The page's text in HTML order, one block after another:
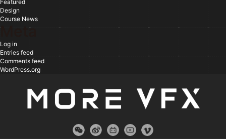
Featured
Design
Course News
Meta
Log in
Entries feed
Comments feed
WordPress.org